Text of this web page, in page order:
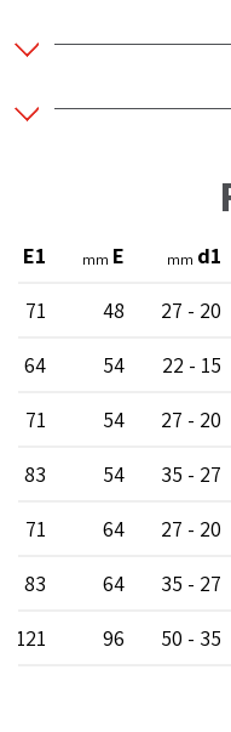
d1
mm
E
mm
E1
20 - 27
48
71
15 - 22
54
64
20 - 27
54
71
27 - 35
54
83
20 - 27
64
71
27 - 35
64
83
35 - 50
96
121